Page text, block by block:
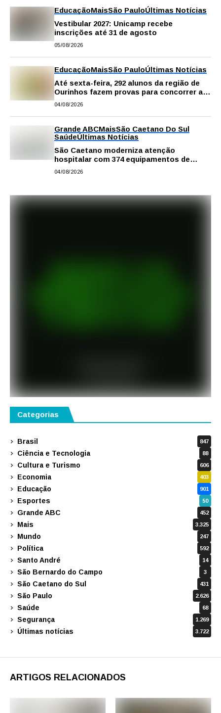
EducaçãoMaisSão PauloÚltimas Notícias
Vestibular 2027: Unicamp recebe
inscrições até 31 de agosto
05/08/2026
EducaçãoMaisSão PauloÚltimas Notícias
Até sexta-feira, 292 alunos da região de
Ourinhos fazem provas para concorrer a
intercâmbio internacional
04/08/2026
Grande ABCMaisSão Caetano Do Sul
SaúdeÚltimas Notícias
São Caetano moderniza atenção
hospitalar com 374 equipamentos de
última geração
04/08/2026
Categorias
Brasil 847
Ciência e Tecnologia 88
Cultura e Turismo 606
Economia 403
Educação 901
Esportes 50
Grande ABC 452
Mais 3.325
Mundo 247
Política 592
Santo André 14
São Bernardo do Campo 3
São Caetano do Sul 431
São Paulo 2.626
Saúde 68
Segurança 1.269
Últimas notícias 3.722
ARTIGOS RELACIONADOS